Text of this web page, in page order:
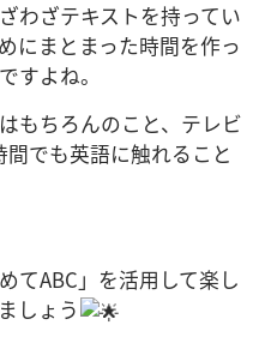
わざテキストを持ってい
にまとまった時間を作っ
すよね。
もちろんのこと、テレビ
でも英語に触れること
てABC」を活用して楽し
しょう